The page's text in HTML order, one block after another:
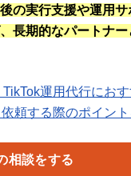
の実行支援や運用サ
長期的なパートナ
TikTok運用代行にお
頼する際のポイント
相談をする